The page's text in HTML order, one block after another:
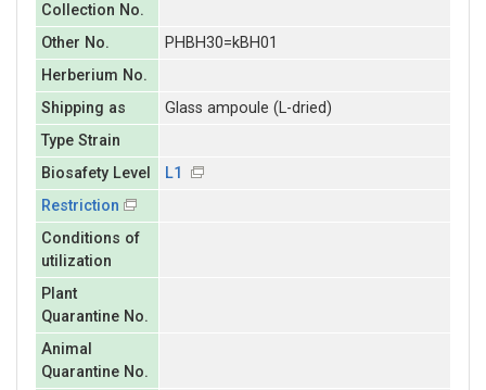
Collection No.
Other No.
PHBH30=kBH01
Herberium No.
Shipping as
Glass ampoule (L-dried)
Type Strain
Biosafety Level
L1
Restriction
Conditions of
utilization
Plant
Quarantine No.
Animal
Quarantine No.